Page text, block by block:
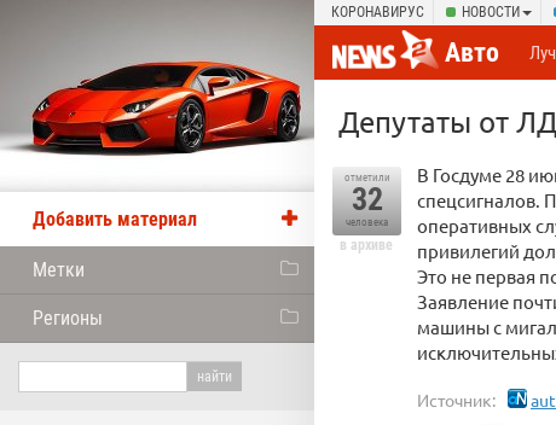
КОРОНАВИРУС НОВОСТИ
Авто
Депутаты от
отметили
32
человека
в архиве
В Госдуме 28
спецсигналов.
оперативных
привилегий
Это не первая
Заявление
машины с
Источник:
Добавить материал
Метки
Регионы